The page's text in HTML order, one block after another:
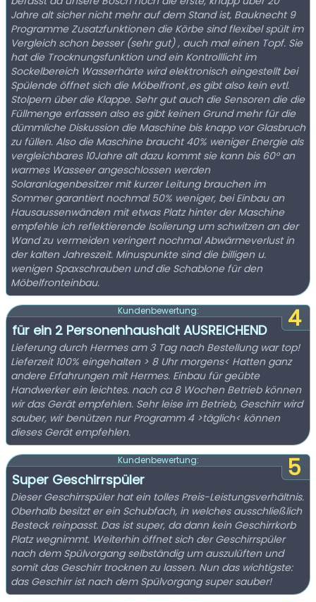
Jahre alt sicher nicht mehr auf dem Stand ist, Bauknecht 9
Programme Zusatzfunktionen die Körbe sind flexibel spült im
Vergleich schon besser (sehr gut) , auch mal einen Topf. Sie
hat die Trocknungsfunktion und ein Kontrolllicht im
Sockelbereich Wasserhärte wird elektronisch eingestellt bei
Spülende öffnet sich die Möbelfront ,es gibt also kein evtl.
Stolpern über die Klappe. Sehr gut auch die Sensoren die die
Füllmenge erfassen also es gibt keinen Grund mehr für die
dümmliche Diskussion die Maschine bis knapp vor Glasbruch
zu füllen. Also die Maschine braucht 40% weniger Energie als
vergleichbares 10Jahre alt dazu kommt sie kann bis 60° an
warmes Wasseer angeschlossen werden
Solaranlagenbesitzer mit kurzer Leitung brauchen im
Sommer garantiert nochmal 50% weniger, bei Einbau an
Hausaussenwänden mit etwas Platz hinter der Maschine
empfehle ich reflektierende Isolierung um schwitzen an der
Wand zu vermeiden veringert nochmal Abwärmeverlust in
der kalten Jahreszeit. Minuspunkte sind die billigen u.
wenigen Spaxschrauben und die Schablone für den
Möbelfronteinbau.
4
Kundenbewertung:
für ein 2 Personenhaushalt AUSREICHEND
Lieferung durch Hermes am 3 Tag nach Bestellung war top!
Lieferzeit 100% eingehalten > 8 Uhr morgens< Hatten ganz
andere Erfahrungen mit Hermes. Einbau für geübte
Handwerker ein leichtes. nach ca 8 Wochen Betrieb können
wir das Gerät empfehlen. Sehr leise im Betrieb, Geschirr wird
sauber, wir benützen nur Programm 4 >täglich< können
dieses Gerät empfehlen.
5
Kundenbewertung:
Super Geschirrspüler
Dieser Geschirrspüler hat ein tolles Preis-Leistungsverhältnis.
Oberhalb besitzt er ein Schubfach, in welches ausschließlich
Besteck reinpasst. Das ist super, da dann kein Geschirrkorb
Platz wegnimmt. Weiterhin öffnet sich der Geschirrspüler
nach dem Spülvorgang selbständig um auszulüften und
somit das Geschirr trocknen zu lassen. Nun das wichtigste:
das Geschirr ist nach dem Spülvorgang super sauber!